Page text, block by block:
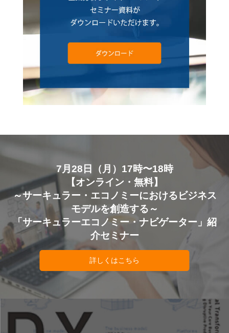
7月28日（月）17時〜18時
【オンライン・無料】
～サーキュラー・エコノミーにおけるビジネス
モデルを創造する～
「サーキュラーエコノミー・ナビゲーター」紹
介セミナー
詳しくはこちら